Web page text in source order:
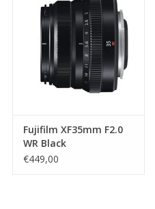
Fujifilm XF35mm F2.0
WR Black
€449,00